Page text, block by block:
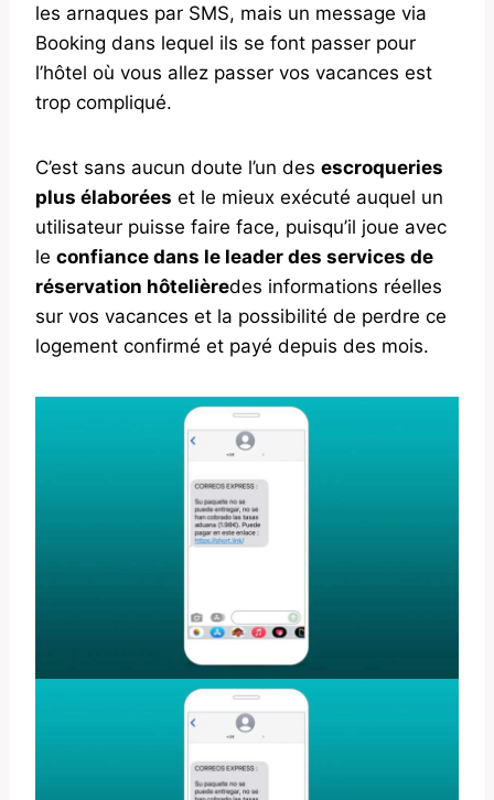
les arnaques par SMS, mais un message via
Booking dans lequel ils se font passer pour
l’hôtel où vous allez passer vos vacances est
trop compliqué.
C’est sans aucun doute l’un des escroqueries
plus élaborées et le mieux exécuté auquel un
utilisateur puisse faire face, puisqu’il joue avec
le confiance dans le leader des services de
réservation hôtelièredes informations réelles
sur vos vacances et la possibilité de perdre ce
logement confirmé et payé depuis des mois.